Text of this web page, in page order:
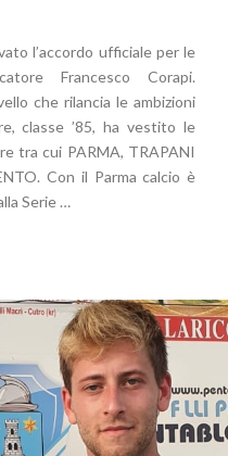
l’accordo ufficiale per le
Francesco Corapi.
che rilancia le ambizioni
classe ’85, ha vestito le
tra cui PARMA, TRAPANI
Con il Parma calcio è
Serie …